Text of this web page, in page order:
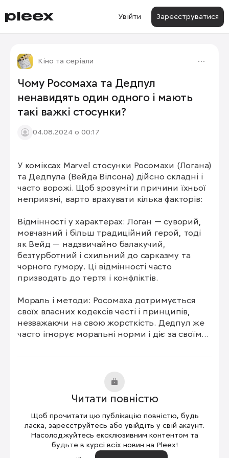
Увійти Зареєструватися
Кіно та серіали
Чому Росомаха та Дедпул
ненавидять один одного і мають
такі важкі стосунки?
04.08.2024 о 00:17
У коміксах Marvel стосунки Росомахи (Логана)
та Дедпула (Вейда Вілсона) дійсно складні і
часто ворожі. Щоб зрозуміти причини їхньої
неприязні, варто врахувати кілька факторів:
Відмінності у характерах: Логан — суворий,
мовчазний і більш традиційний герой, тоді
як Вейд — надзвичайно балакучий,
безтурботний і схильний до сарказму та
чорного гумору. Ці відмінності часто
призводять до тертя і конфліктів.
Мораль і методи: Росомаха дотримується
своїх власних кодексів честі і принципів,
незважаючи на свою жорсткість. Дедпул же
часто ігнорує моральні норми і діє за своїми
пов’язані з тим, що вони потрапляють на
Їхні особисті і професійні шляхи часто
призводять до зіткнень.
Гумор Дедпула: Вейд постійно насміхається
над Логаном і випробовує його терпіння
Читати повністю
Щоб прочитати цю публікацію повністю, будь
ласка, зареєструйтесь або увійдіть у свій акаунт.
Насолоджуйтесь ексклюзивним контентом та
будьте в курсі всіх новин на Pleex!